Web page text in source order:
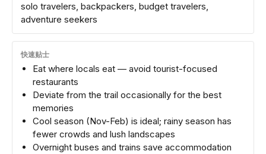
solo travelers, backpackers, budget travelers,
adventure seekers
快速贴士
Eat where locals eat — avoid tourist-focused
restaurants
Deviate from the trail occasionally for the best
memories
Cool season (Nov-Feb) is ideal; rainy season has
fewer crowds and lush landscapes
Overnight buses and trains save accommodation